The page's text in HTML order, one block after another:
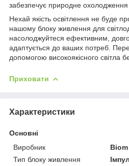
забезпечує природне охолодження
Нехай якість освітлення не буде
нашому блоку живлення для
насолоджуйтеся ефективним,
адаптується до ваших потреб.
допомогою високоякісного світла
Приховати
Характеристики
Основні
Виробник
Biom
Тип блоку живлення